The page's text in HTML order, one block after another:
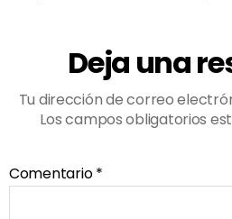
Deja una
Tu dirección de correo
Los campos obligatorios
Comentario*